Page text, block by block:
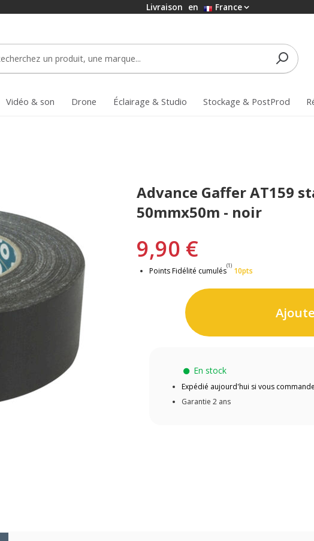
Livraison en France
Vidéo & son Drone Éclairage & Studio Stockage & PostProd
Advance Gaffer AT159
50mmx50m - noir
9,90 €
Points Fidélité cumulés
(1)
10pts
En stock
Expédié aujourd'hui si vous
Garantie 2 ans